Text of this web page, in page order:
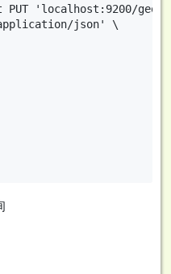
'localhost:9200/geo/
json' \